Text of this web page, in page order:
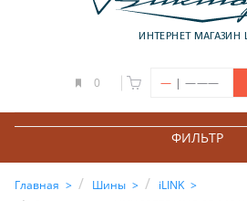
ИНТЕРНЕТ МАГАЗИН
0 — | ———
ФИЛЬТР
Главная Шины
iLINK